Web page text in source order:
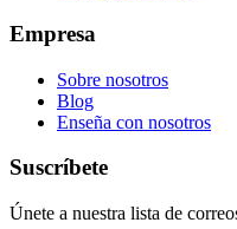
Empresa
Sobre nosotros
Blog
Enseña con nosotros
Suscríbete
Únete a nuestra lista de